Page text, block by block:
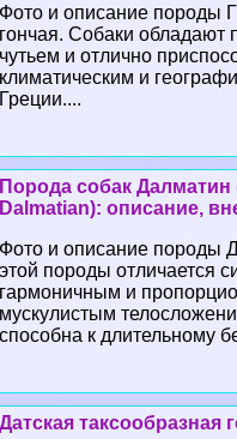
Фото и описание породы
гончая. Собаки обладают
чутьем и отлично
климатическим и
Греции....
Порода собак Далматин
Dalmatian): описание,
Фото и описание породы
этой породы отличается
гармоничным и
мускулистым
способна к длительному
Датская таксообразная